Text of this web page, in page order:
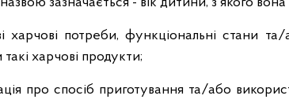
харчові потреби, функціональні стани
харчові продукти;
про спосіб приготування та/або